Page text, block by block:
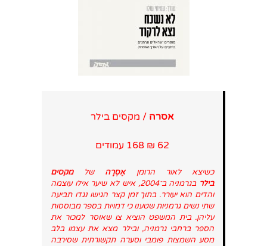
אסרה / מקסים בילר
62 ₪ 168 עמודים
כשיצא לאור הרומןאֶסְרָהשלמקסים
בילר
בגרמניה ב־2004, איש לא שיער אילו עוצמה
והדים הוא יעורר. בתוך זמן קצר הגישו נגדו תביעה
שתי נשים גרמניות שטענו כי דמויות בספר מבוססות
עליהן. בית המשפט הוציא צו שאוסר למכור את
הספר ברחבי גרמניה, ובילר מצא את עצמו בלב
מסע השמצות פומבי וסערה תקשורתית שסירבה